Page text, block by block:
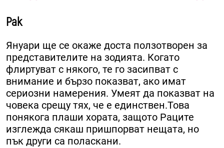
Рак
Януари ще се окаже доста ползотворен за
представителите на зодията. Когато
флиртуват с някого, те го засипват с
внимание и бързо показват, ако имат
сериозни намерения. Умеят да показват на
човека срещу тях, че е единствен.Това
понякога плаши хората, защото Раците
изглежда сякаш пришпорват нещата, но
пък други са поласкани.